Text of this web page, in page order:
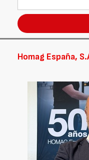
Homag España,